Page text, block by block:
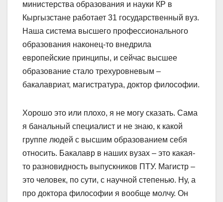
министерства образования и науки КР в
Кыргызстане работает 31 государственный вуз.
Наша система высшего профессионального
образования наконец-то внедрила
европейские принципы, и сейчас высшее
образование стало трехуровневым –
бакалавриат, магистратура, доктор философии.
Хорошо это или плохо, я не могу сказать. Сама
я банальный специалист и не знаю, к какой
группе людей с высшим образованием себя
относить. Бакалавр в наших вузах – это какая-
то разновидность выпускников ПТУ. Магистр –
это человек, по сути, с научной степенью. Ну, а
про доктора философии я вообще молчу. Он